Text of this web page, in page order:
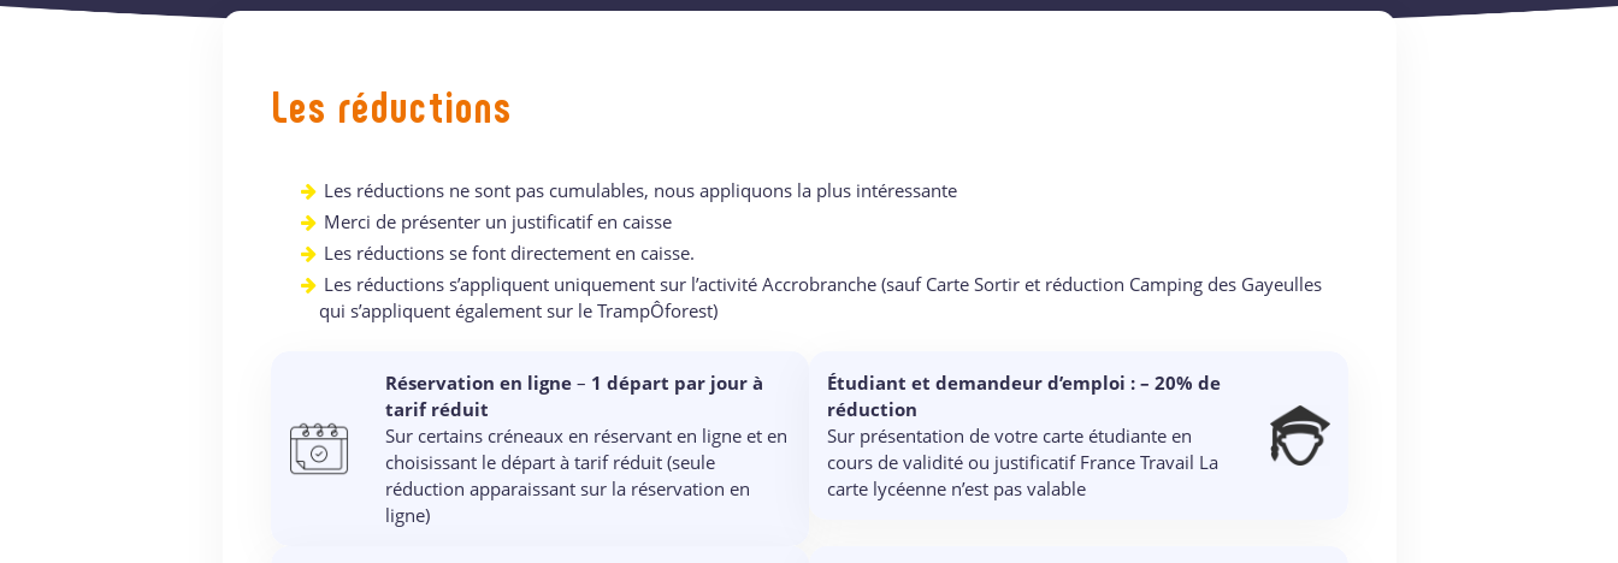
Les réductions
Les réductions ne sont pas cumulables, nous appliquons la plus intéressante
Merci de présenter un justificatif en caisse
Les réductions se font directement en caisse.
Les réductions s’appliquent uniquement sur l’activité Accrobranche (sauf Carte Sortir et réduction Camping des Gayeulles
qui s’appliquent également sur le TrampÔforest)
Réservation en ligne– 1 départ par jour à
tarif réduit
Sur certains créneaux en réservant en ligne et en
choisissant le départ à tarif réduit (seule
réduction apparaissant sur la réservation en
ligne)
Étudiant et demandeur d’emploi : – 20% de
réduction
Sur présentation de votre carte étudiante en
cours de validité ou justificatif France Travail La
carte lycéenne n’est pas valable